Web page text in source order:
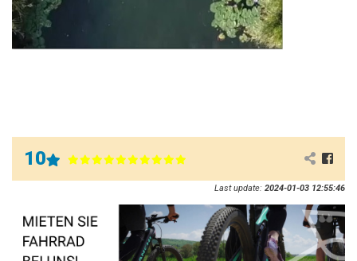
10
Last update: 2024-01-03 12:55:46